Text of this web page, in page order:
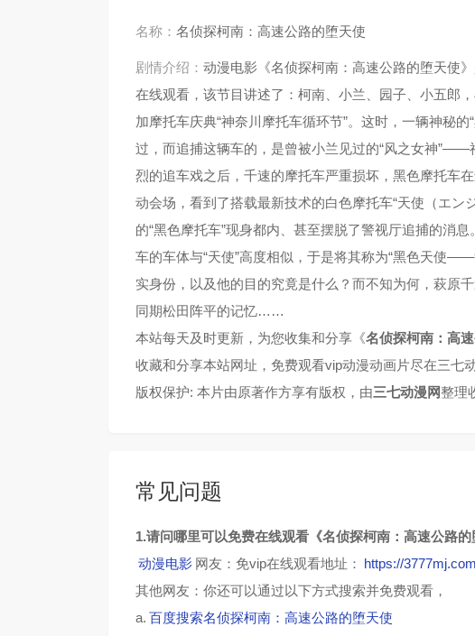
名称： 名侦探柯南：高速公路的堕天使
剧情介绍： 动漫电影《名侦探柯南：高速公路的堕天使
在线观看，该节目讲述了：柯南、小兰、园子、小五郎
加摩托车庆典“神奈川摩托车循环节”。这时，一辆神秘
过，而追捕这辆车的，是曾被小兰见过的“风之女神
烈的追车戏之后，千速的摩托车严重损坏，黑色摩托车
动会场，看到了搭载最新技术的白色摩托车“天使（エン
的“黑色摩托车”现身都内、甚至摆脱了警视厅追捕的消
车的车体与“天使”高度相似，于是将其称为“黑色天使
实身份，以及他的目的究竟是什么？而不知为何，萩原
同期松田阵平的记忆……
本站每天及时更新，为您收集和分享《名侦探柯南：高
收藏和分享本站网址，免费观看vip动漫动画片尽在三七
版权保护: 本片由原著作方享有版权，由三七动漫网整理
常见问题
1.请问哪里可以免费在线观看《名侦探柯南：高速公路
动漫电影 网友：免vip在线观看地址： https://
其他网友：你还可以通过以下方式搜索并免费观看，
a. 百度搜索名侦探柯南：高速公路的堕天使